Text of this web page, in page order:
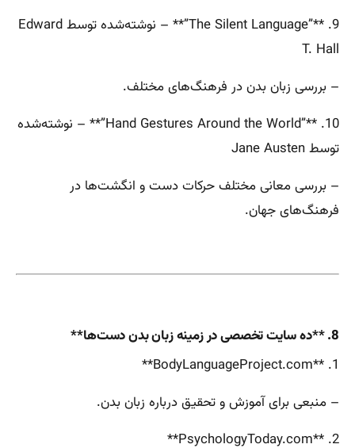
9. **”The Silent Language”** – نوشته‌شده توسط Edward
T. Hall
– بررسی زبان بدن در فرهنگ‌های مختلف.
10. **”Hand Gestures Around the World”** – نوشته‌شده
توسط Jane Austen
– بررسی معانی مختلف حرکات دست و انگشت‌ها در
فرهنگ‌های جهان.
8. **ده سایت تخصصی در زمینه زبان بدن دست‌ها**
1. **BodyLanguageProject.com**
– منبعی برای آموزش و تحقیق درباره زبان بدن.
2. **PsychologyToday.com**